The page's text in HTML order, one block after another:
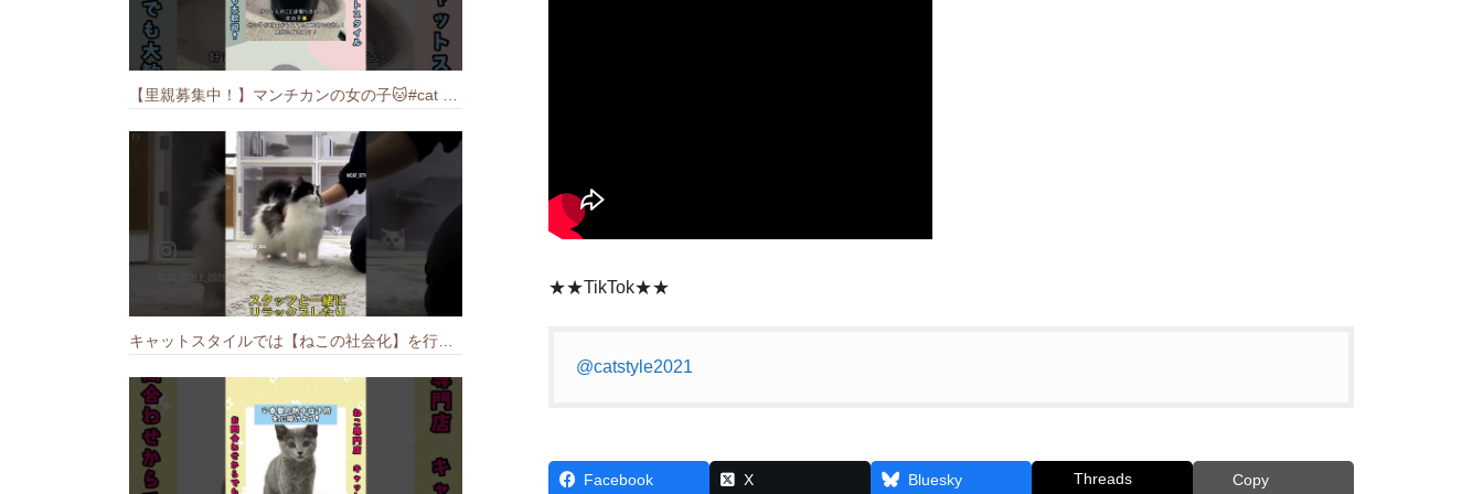
★★TikTok★★
@catstyle2021
Facebook X Bluesky Threads Copy